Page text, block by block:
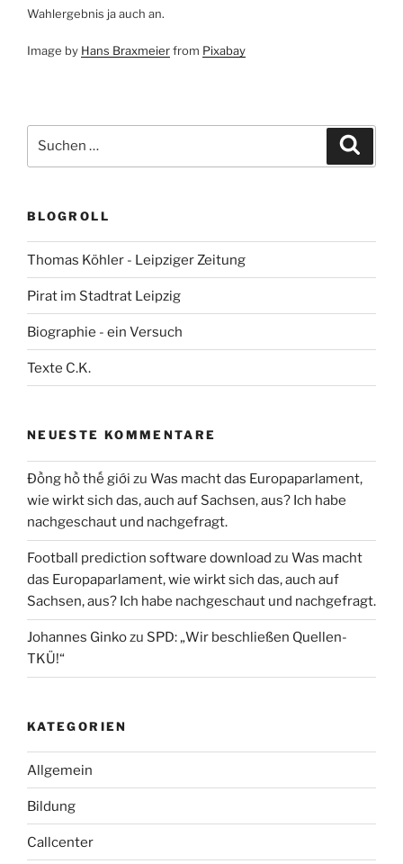
Wahlergebnis ja auch an.
Image by Hans Braxmeierfrom Pixabay
nach:
BLOGROLL
Thomas Köhler - Leipziger Zeitung
Pirat im Stadtrat Leipzig
Biographie - ein Versuch
Texte C.K.
NEUESTE KOMMENTARE
Đồng hồ thế giới zu Was macht das Europaparlament,
wie wirkt sich das, auch auf Sachsen, aus? Ich habe
nachgeschaut und nachgefragt.
Football prediction software download zu Was macht
das Europaparlament, wie wirkt sich das, auch auf
Sachsen, aus? Ich habe nachgeschaut und nachgefragt.
Johannes Ginkozu SPD: „Wir beschließen Quellen-
TKÜ!“
KATEGORIEN
Allgemein
Bildung
Callcenter